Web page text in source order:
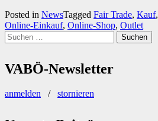
Posted in NewsTagged Fair Trade, Kauf,
Online-Einkauf, Online-Shop, Outlet
Suchen
nach:
VABÖ-Newsletter
anmelden / stornieren